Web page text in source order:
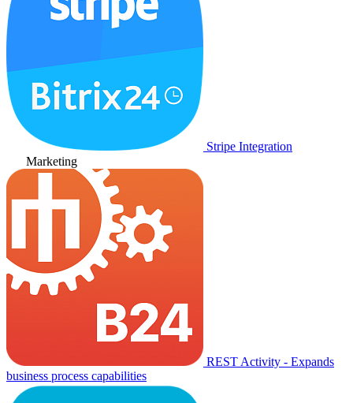
Stripe Integration
Marketing
REST Activity - Expands
business process capabilities